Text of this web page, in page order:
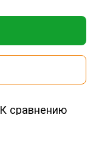
К сравнению